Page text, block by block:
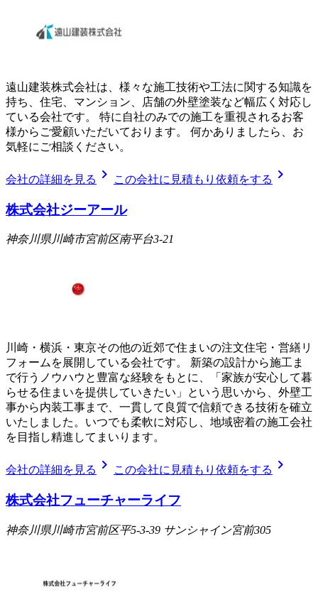
遠山建装株式会社は、様々な施工技術や工法に関する知識を
持ち、住宅、マンション、店舗の外壁塗装など幅広く対応し
ている会社です。 特に自社のみでの施工を重視されるお客
様からご愛顧いただいております。 何かありましたら、お
気軽にご相談ください。
会社の詳細を見る chevron_right この会社に見積もり依頼をする chevron_right
株式会社ジーアール
神奈川県川崎市宮前区南平台3-21
川崎・横浜・東京その他の近郊で住まいの注文住宅・営繕リ
フォームを展開している会社です。 新築の設計から施工ま
で行うノウハウと豊富な経験をもとに、「家族が安心して暮
らせる住まいを提供していきたい」という思いから、外壁工
事から内装工事まで、一貫して良質で信頼できる技術を確立
いたしました。いつでも柔軟に対応し、地域密着の施工会社
を目指し精進してまいります。
会社の詳細を見る chevron_right この会社に見積もり依頼をする chevron_right
株式会社フューチャーライフ
神奈川県川崎市宮前区平5-3-39 サンシャイン宮前305